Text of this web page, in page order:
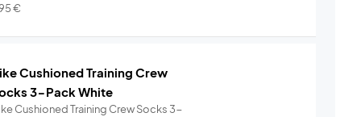
€
Cushioned Training Crew
3-Pack White
Cushioned Training Crew Socks 3-